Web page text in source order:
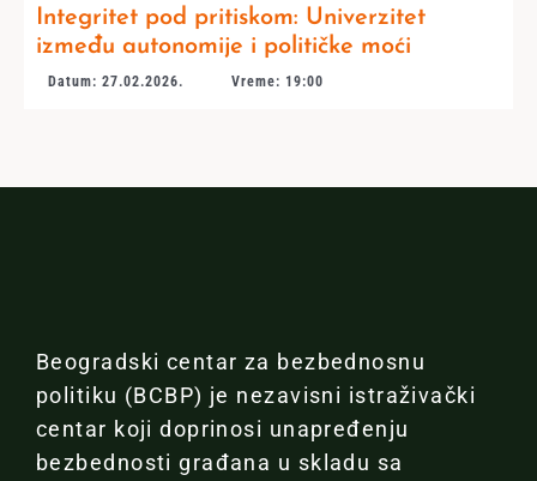
Integritet pod pritiskom: Univerzitet
između autonomije i političke moći
Datum: 27.02.2026. Vreme: 19:00
Beogradski centar za bezbednosnu
politiku (BCBP) je nezavisni istraživački
centar koji doprinosi unapređenju
bezbednosti građana u skladu sa